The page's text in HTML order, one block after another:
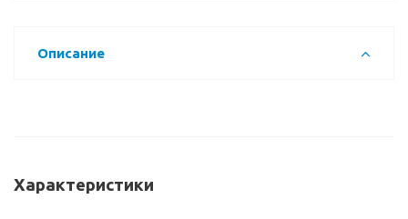
Описание
Характеристики